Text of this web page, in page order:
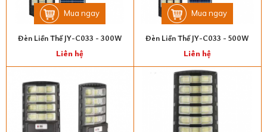
Mua ngay
Đèn Liền Thể JY-C033 - 300W
Liên hệ
Mua ngay
Đèn Liền Thể JY-C033 - 500W
Liên hệ